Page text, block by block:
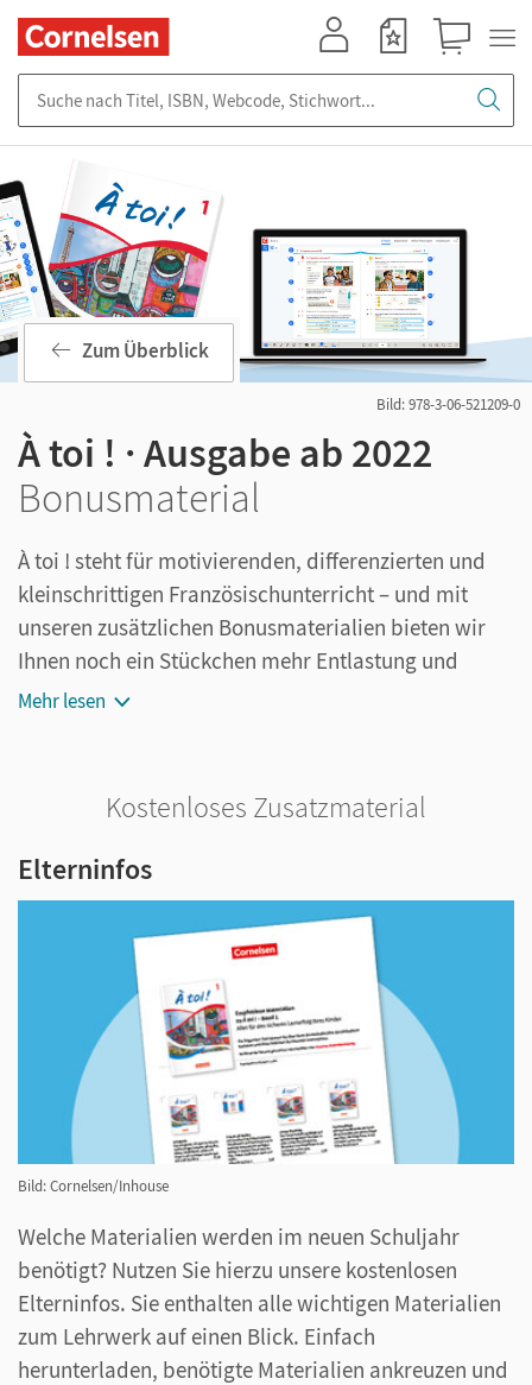
Bild: 978-3-06-521209-0
Zum Überblick
À toi ! · Ausgabe ab 2022
Bonusmaterial
À toi ! steht für motivierenden, differenzierten und
kleinschrittigen Französischunterricht – und mit
unseren zusätzlichen Bonusmaterialien bieten wir
Ihnen noch ein Stückchen mehr Entlastung und
wertvolle Ergänzungen.
Mehr lesen
Kostenloses Zusatzmaterial
Elterninfos
Bild: Cornelsen/Inhouse
Welche Materialien werden im neuen Schuljahr
benötigt? Nutzen Sie hierzu unsere kostenlosen
Elterninfos. Sie enthalten alle wichtigen Materialien
zum Lehrwerk auf einen Blick. Einfach
herunterladen, benötigte Materialien ankreuzen und